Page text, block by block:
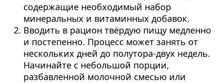
содержащие необходимый набор
минеральных и витаминных добавок.
Вводить в рацион твёрдую пищу медленно
и постепенно. Процесс может занять от
нескольких дней до полутора-двух недель.
Начинайте с небольшой порции,
разбавленной молочной смесью или